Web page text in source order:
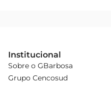
Institucional
Sobre o GBarbosa
Grupo Cencosud